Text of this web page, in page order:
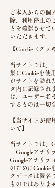
ご本人からの個
除、利用停止の
とを確認させて
いただきます。
【Cookie（クッ
当サイトでは、
集にCookieを使
がサイトを訪れ
タ内に記録され
は、ユーザー名
するものは一切
【当サイトが使
いて】
当サイトでは、
「Googleアナリ
Googleアナリテ
のためにCookie
クデータは匿名
ものではありま